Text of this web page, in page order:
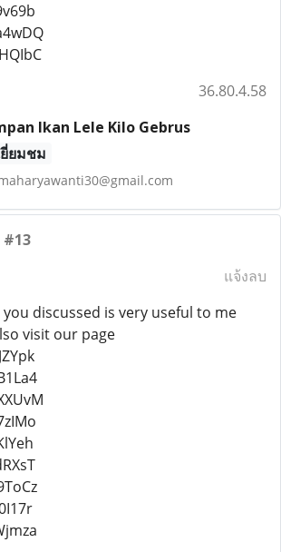
36.80.4.58
Ikan Lele Kilo Gebrus
ยี่ยมชม
#13
แจ้งลบ
discussed is very useful to me
visit our page